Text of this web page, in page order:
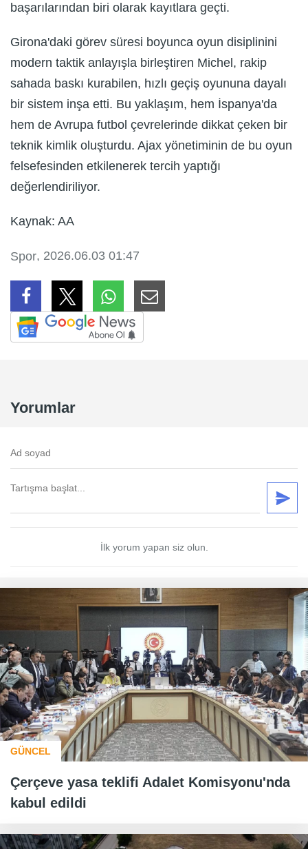
başarılarından biri olarak kayıtlara geçti.
Girona'daki görev süresi boyunca oyun disiplinini
modern taktik anlayışla birleştiren Michel, rakip
sahada baskı kurabilen, hızlı geçiş oyununa dayalı
bir sistem inşa etti. Bu yaklaşım, hem İspanya'da
hem de Avrupa futbol çevrelerinde dikkat çeken bir
teknik kimlik oluşturdu. Ajax yönetiminin de bu oyun
felsefesinden etkilenerek tercih yaptığı
değerlendiriliyor.
Kaynak: AA
Spor, 2026.06.03 01:47
Yorumlar
İlk yorum yapan siz olun.
GÜNCEL
Çerçeve yasa teklifi Adalet Komisyonu'nda
kabul edildi